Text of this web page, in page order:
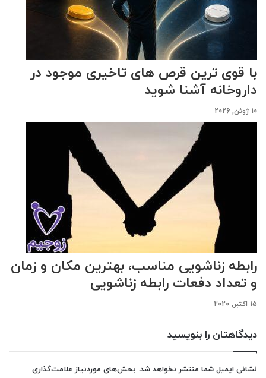
با قوی ترین قرص های تاخیری موجود در
داروخانه آشنا شوید
10 ژوئن, 2026
رابطه زناشویی مناسب، بهترین مکان و زمان
و تعداد دفعات رابطه زناشویی
15 اکتبر, 2020
دیدگاهتان را بنویسید
نشانی ایمیل شما منتشر نخواهد شد. بخش‌های موردنیاز علامت‌گذاری